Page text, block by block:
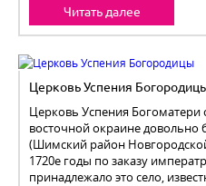
Читать далее
Церковь Успения
Церковь Успения Богоматери
восточной окраине
(Шимский район
1720е годы по заказу
принадлежало это село,